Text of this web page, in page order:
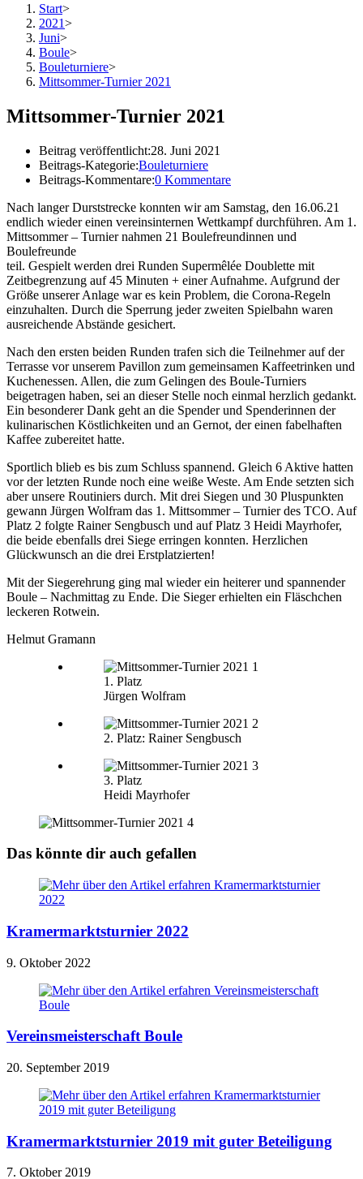
Start>
2021>
Juni>
Boule>
Bouleturniere>
Mittsommer-Turnier 2021
Mittsommer-Turnier 2021
Beitrag veröffentlicht:28. Juni 2021
Beitrags-Kategorie:Bouleturniere
Beitrags-Kommentare:0 Kommentare
Nach langer Durststrecke konnten wir am Samstag, den 16.06.21
endlich wieder einen vereinsinternen Wettkampf durchführen. Am 1.
Mittsommer – Turnier nahmen 21 Boulefreundinnen und
Boulefreunde
teil. Gespielt werden drei Runden Supermêlée Doublette mit
Zeitbegrenzung auf 45 Minuten + einer Aufnahme. Aufgrund der
Größe unserer Anlage war es kein Problem, die Corona-Regeln
einzuhalten. Durch die Sperrung jeder zweiten Spielbahn waren
ausreichende Abstände gesichert.
Nach den ersten beiden Runden trafen sich die Teilnehmer auf der
Terrasse vor unserem Pavillon zum gemeinsamen Kaffeetrinken und
Kuchenessen. Allen, die zum Gelingen des Boule-Turniers
beigetragen haben, sei an dieser Stelle noch einmal herzlich gedankt.
Ein besonderer Dank geht an die Spender und Spenderinnen der
kulinarischen Köstlichkeiten und an Gernot, der einen fabelhaften
Kaffee zubereitet hatte.
Sportlich blieb es bis zum Schluss spannend. Gleich 6 Aktive hatten
vor der letzten Runde noch eine weiße Weste. Am Ende setzten sich
aber unsere Routiniers durch. Mit drei Siegen und 30 Pluspunkten
gewann Jürgen Wolfram das 1. Mittsommer – Turnier des TCO. Auf
Platz 2 folgte Rainer Sengbusch und auf Platz 3 Heidi Mayrhofer,
die beide ebenfalls drei Siege erringen konnten. Herzlichen
Glückwunsch an die drei Erstplatzierten!
Mit der Siegerehrung ging mal wieder ein heiterer und spannender
Boule – Nachmittag zu Ende. Die Sieger erhielten ein Fläschchen
leckeren Rotwein.
Helmut Gramann
1. Platz
Jürgen Wolfram
2. Platz: Rainer Sengbusch
3. Platz
Heidi Mayrhofer
Das könnte dir auch gefallen
Kramermarktsturnier 2022
9. Oktober 2022
Vereinsmeisterschaft Boule
20. September 2019
Kramermarktsturnier 2019 mit guter Beteiligung
7. Oktober 2019